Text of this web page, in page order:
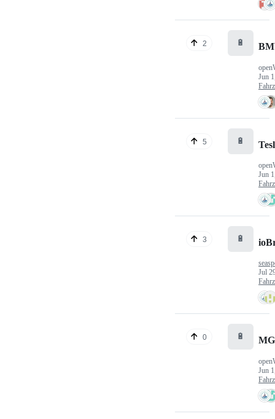
2 🔋
Jun
5 🔋
Jun
3 🔋
Jul
0 🔋
Jun